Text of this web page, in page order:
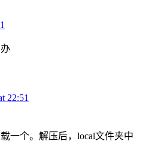
22:51
一个。解压后，local文件夹中